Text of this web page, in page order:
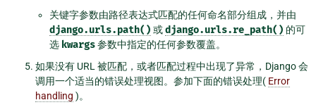
关键字参数由路径表达式匹配的任何命名部分组成，并由
django.urls.path() 或django.urls.re_path() 的可
选 kwargs参数中指定的任何参数覆盖。
如果没有 URL 被匹配，或者匹配过程中出现了异常，Django 会
调用一个适当的错误处理视图。参加下面的错误处理( Error
handling )。